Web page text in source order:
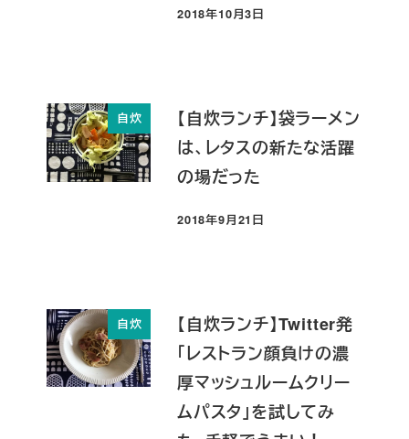
投稿日
2018年10月3日
自炊
【自炊ランチ】袋ラーメン
は、レタスの新たな活躍
の場だった
投稿日
2018年9月21日
自炊
【自炊ランチ】Twitter発
「レストラン顔負けの濃
厚マッシュルームクリー
ムパスタ」を試してみ